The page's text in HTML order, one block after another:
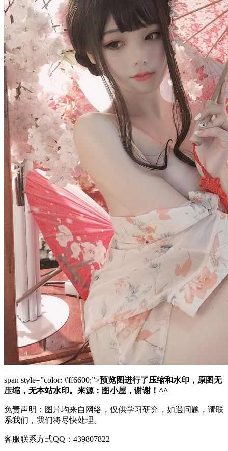
span style=”color: #ff6600;”>预览图进行了压缩和水印，原图无
压缩，无本站水印。来源：图小屋，谢谢！^^
免责声明：图片均来自网络，仅供学习研究，如遇问题，请联
系我们，我们将尽快处理。
客服联系方式QQ：439807822